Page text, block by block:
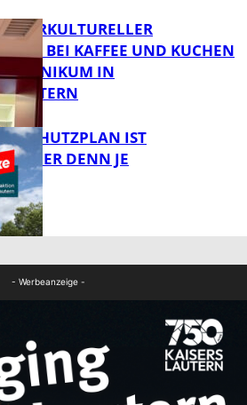
INTERKULTURELLER
BEI KAFFEE UND KUCHEN
IN
IST
DENN JE
- Werbeanzeige -